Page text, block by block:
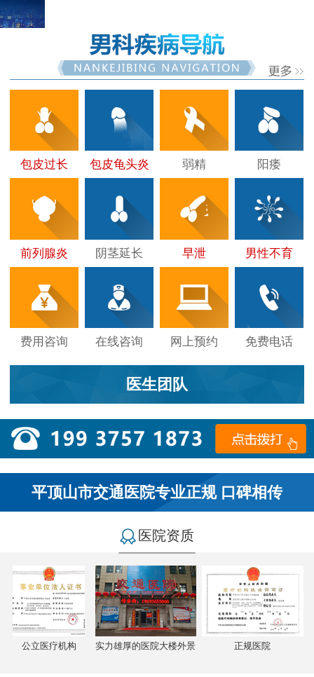
包皮过长 包皮龟头炎 弱精 阳痿
前列腺炎 阴茎延长 早泄 男性不育
费用咨询 在线咨询 网上预约 免费电话
医生团队
平顶山市交通医院专业正规 口碑相传
医院资质
公立医疗机构 实力雄厚的医院大楼外景 正规医院
小李：
医院环境不错，就是人有点多，多亏手机预约了，
不然排队都要排好久…